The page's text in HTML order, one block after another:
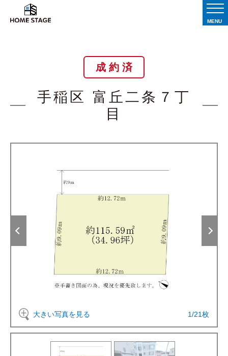
MENU
成 約 済
手稲区 富丘二条７丁
目
大きい写真を見る 1/21枚